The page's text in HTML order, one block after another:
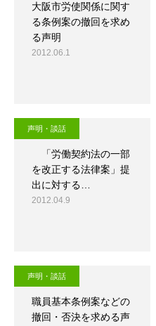
大阪市労使関係に関す
る条例案の撤回を求め
る声明
2012.06.1
声明・談話
「労働契約法の一部
を改正する法律案」提
出に対する…
2012.04.9
声明・談話
職員基本条例案などの
撤回・否決を求める声